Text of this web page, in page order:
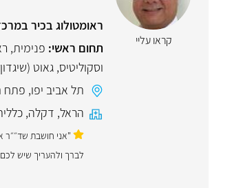
קראו עליי
ראומטולוג בכיר
תחום ראשי: פנימית,
וסקוליטיס, גאוט
תל אביב יפו, פתח
הראל, דקלה,
"אני חושבת שד״״ר
לברך ולהעריך שיש